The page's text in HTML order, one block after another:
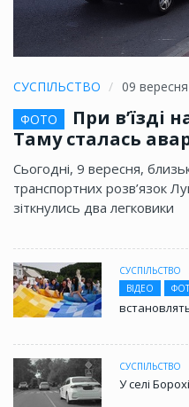
СУСПІЛЬСТВО
09
ФОТО
При в’їзді
Таму сталась
Сьогодні, 9 вересня,
транспортних розв’язок
зіткнулись два легковики
СУСПІЛЬСТВО
ВІДЕО
СУСПІЛЬСТВО
У селі